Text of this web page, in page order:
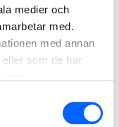
medier och
med.
med annan
som de har
Varje
vissa beslut krävs